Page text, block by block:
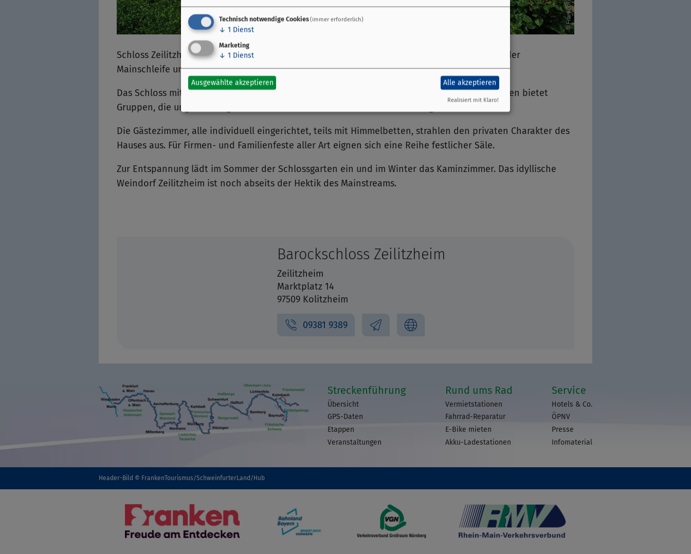
Schloss Zeilitzheim ist ein barockes Landschloss im Fränkischen Weinland nahe Volkach an der
Mainschleife und Gerolzhofen.
Das Schloss mit seinem rosenberankten Arkadenhof, dem Schlossgarten und zahlreichen Sälen bietet
Gruppen, die ungestört tagen oder sich fortbilden möchten einen Rückzugsraum.
Die Gästezimmer, alle individuell eingerichtet, teils mit Himmelbetten, strahlen den privaten Charakter des
Hauses aus. Für Firmen- und Familienfeste aller Art eignen sich eine Reihe festlicher Säle.
Zur Entspannung lädt im Sommer der Schlossgarten ein und im Winter das Kaminzimmer. Das idyllische
Weindorf Zeilitzheim ist noch abseits der Hektik des Mainstreams.
Barockschloss Zeilitzheim
Zeilitzheim
Marktplatz 14
97509 Kolitzheim
09381 9389
Streckenführung
Übersicht
GPS-Daten
Etappen
Veranstaltungen
Rund ums Rad
Vermietstationen
Fahrrad-Reparatur
E-Bike mieten
Akku-Ladestationen
Service
Hotels & Co.
ÖPNV
Presse
Infomaterial
Header-Bild © FrankenTourismus/SchweinfurterLand/Hub
Technisch notwendige Cookies(immer erforderlich)
↓ 1 Dienst
Marketing
↓ 1 Dienst
Ausgewählte akzeptieren Alle akzeptieren
Realisiert mit Klaro!